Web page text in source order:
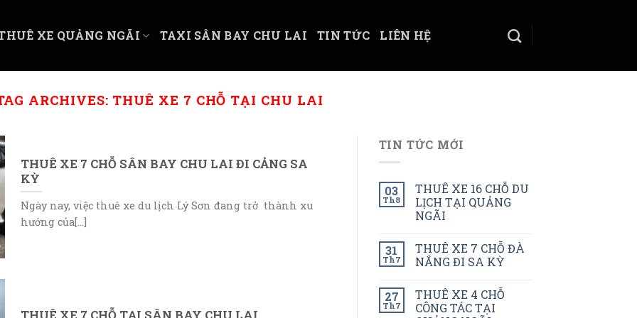
XE QUẢNG NGÃI TAXI SÂN BAY CHU LAI TIN TỨC LIÊN HỆ
ARCHIVES: THUÊ XE 7 CHỖ TẠI CHU LAI
THUÊ XE 7 CHỖ SÂN BAY CHU LAI ĐI CẢNG SA
KỲ
Ngày nay, việc thuê xe du lịch Lý Sơn đang trở thành xu
hướng của[...]
THUÊ XE 7 CHỖ TẠI SÂN BAY CHU LAI
TIN TỨC MỚI
03
Th8
THUÊ XE 16 CHỖ DU
LỊCH TẠI QUẢNG
NGÃI
31
Th7
THUÊ XE 7 CHỖ ĐÀ
NẮNG ĐI SA KỲ
27
Th7
THUÊ XE 4 CHỖ
CÔNG TÁC TẠI